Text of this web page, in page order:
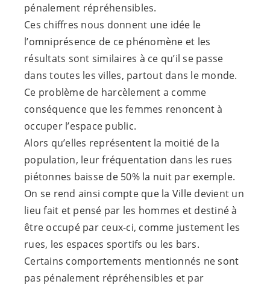
pénalement répréhensibles.
Ces chiffres nous donnent une idée le
l’omniprésence de ce phénomène et les
résultats sont similaires à ce qu’il se passe
dans toutes les villes, partout dans le monde.
Ce problème de harcèlement a comme
conséquence que les femmes renoncent à
occuper l’espace public.
Alors qu’elles représentent la moitié de la
population, leur fréquentation dans les rues
piétonnes baisse de 50% la nuit par exemple.
On se rend ainsi compte que la Ville devient un
lieu fait et pensé par les hommes et destiné à
être occupé par ceux-ci, comme justement les
rues, les espaces sportifs ou les bars.
Certains comportements mentionnés ne sont
pas pénalement répréhensibles et par